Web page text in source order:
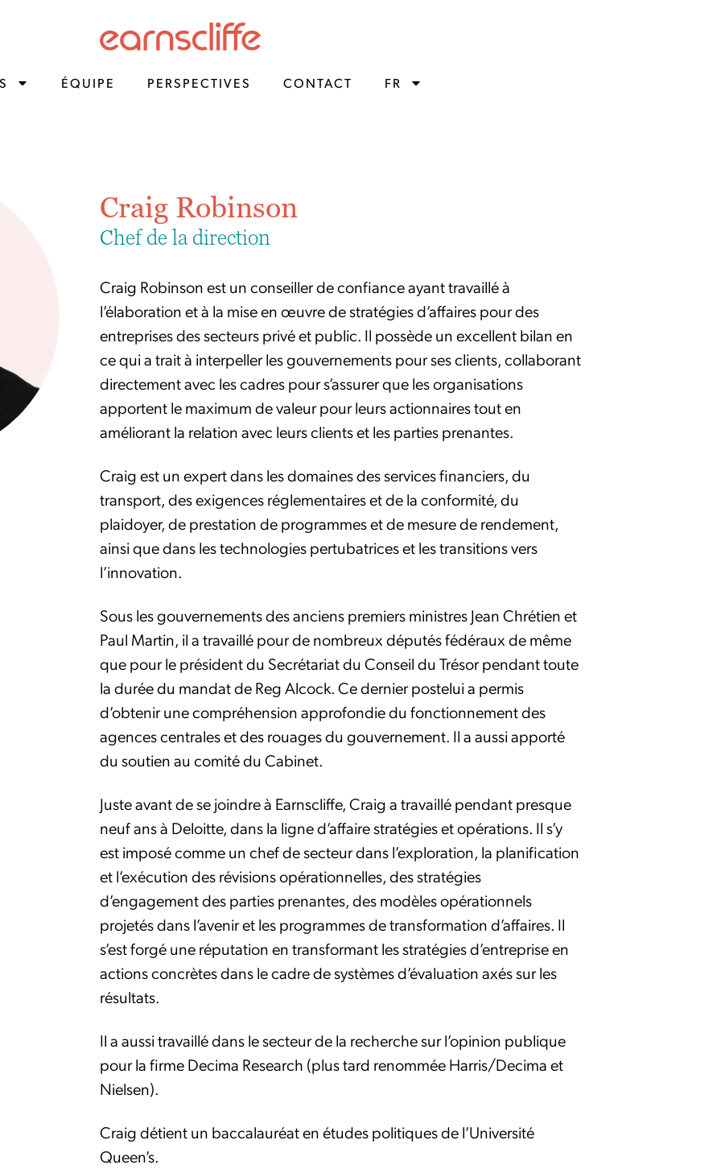
ÉQUIPE PERSPECTIVES CONTACT FR
Craig Robinson
Chef de la direction
Craig Robinson est un conseiller de confiance ayant travaillé à
l’élaboration et à la mise en œuvre de stratégies d’affaires pour des
entreprises des secteurs privé et public. Il possède un excellent bilan en
ce qui a trait à interpeller les gouvernements pour ses clients, collaborant
directement avec les cadres pour s’assurer que les organisations
apportent le maximum de valeur pour leurs actionnaires tout en
améliorant la relation avec leurs clients et les parties prenantes.
Craig est un expert dans les domaines des services financiers, du
transport, des exigences réglementaires et de la conformité, du
plaidoyer, de prestation de programmes et de mesure de rendement,
ainsi que dans les technologies pertubatrices et les transitions vers
l’innovation.
Sous les gouvernements des anciens premiers ministres Jean Chrétien et
Paul Martin, il a travaillé pour de nombreux députés fédéraux de même
que pour le président du Secrétariat du Conseil du Trésor pendant toute
la durée du mandat de Reg Alcock. Ce dernier postelui a permis
d’obtenir une compréhension approfondie du fonctionnement des
agences centrales et des rouages du gouvernement. Il a aussi apporté
du soutien au comité du Cabinet.
Juste avant de se joindre à Earnscliffe, Craig a travaillé pendant presque
neuf ans à Deloitte, dans la ligne d’affaire stratégies et opérations. Il s’y
est imposé comme un chef de secteur dans l’exploration, la planification
et l’exécution des révisions opérationnelles, des stratégies
d’engagement des parties prenantes, des modèles opérationnels
projetés dans l’avenir et les programmes de transformation d’affaires. Il
s’est forgé une réputation en transformant les stratégies d’entreprise en
actions concrètes dans le cadre de systèmes d’évaluation axés sur les
résultats.
Il a aussi travaillé dans le secteur de la recherche sur l’opinion publique
pour la firme Decima Research (plus tard renommée Harris/Decima et
Nielsen).
Craig détient un baccalauréat en études politiques de l’Université
Queen’s.